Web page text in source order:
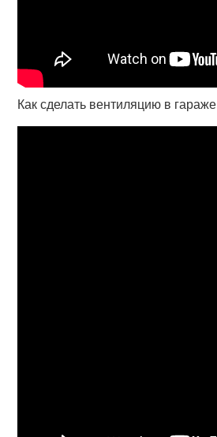
Как сделать вентиляцию в гараже